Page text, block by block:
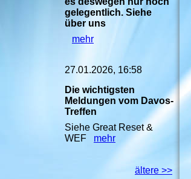
gelegentlich. Siehe
über uns
mehr
27.01.2026, 16:58
Die wichtigsten
Meldungen vom Davos-
Treffen
Siehe Great Reset &
WEF mehr
ältere >>